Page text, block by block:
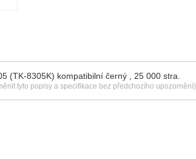
(TK-8305K) kompatibilní černý , 25 000 stra.
tyto popisy a specifikace bez předchozího upozornění)